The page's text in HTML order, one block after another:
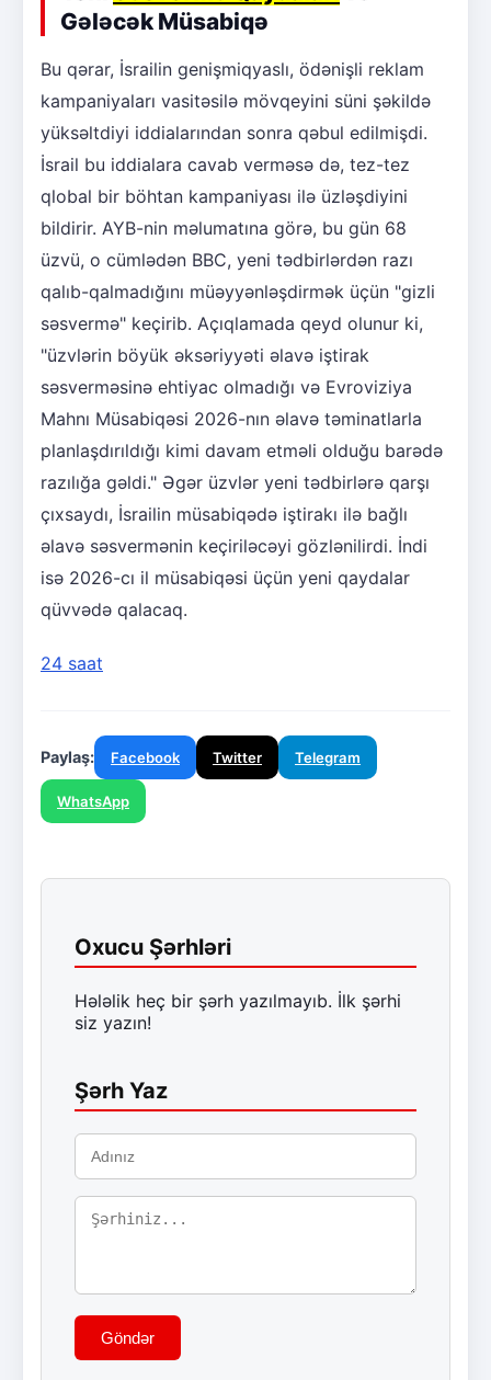
Gələcək Müsabiqə
Bu qərar, İsrailin genişmiqyaslı, ödənişli reklam
kampaniyaları vasitəsilə mövqeyini süni şəkildə
yüksəltdiyi iddialarından sonra qəbul edilmişdi.
İsrail bu iddialara cavab verməsə də, tez-tez
qlobal bir böhtan kampaniyası ilə üzləşdiyini
bildirir. AYB-nin məlumatına görə, bu gün 68
üzvü, o cümlədən BBC, yeni tədbirlərdən razı
qalıb-qalmadığını müəyyənləşdirmək üçün "gizli
səsvermə" keçirib. Açıqlamada qeyd olunur ki,
"üzvlərin böyük əksəriyyəti əlavə iştirak
səsverməsinə ehtiyac olmadığı və Evroviziya
Mahnı Müsabiqəsi 2026-nın əlavə təminatlarla
planlaşdırıldığı kimi davam etməli olduğu barədə
razılığa gəldi." Əgər üzvlər yeni tədbirlərə qarşı
çıxsaydı, İsrailin müsabiqədə iştirakı ilə bağlı
əlavə səsvermənin keçiriləcəyi gözlənilirdi. İndi
isə 2026-cı il müsabiqəsi üçün yeni qaydalar
qüvvədə qalacaq.
24 saat
Paylaş: Facebook Twitter Telegram
WhatsApp
Oxucu Şərhləri
Hələlik heç bir şərh yazılmayıb. İlk şərhi
siz yazın!
Şərh Yaz
Göndər